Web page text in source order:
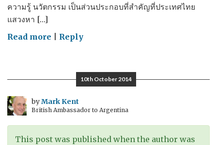
ความรู้ นวัตกรรม เป็นส่วนประกอบที่สำคัญที่ประเทศไทย
แสวงหา […]
Read more on
ของ
ประเทศไทย
Reply
10th October 2014
byMark Kent
British Ambassador to Argentina
This post was published when the author was